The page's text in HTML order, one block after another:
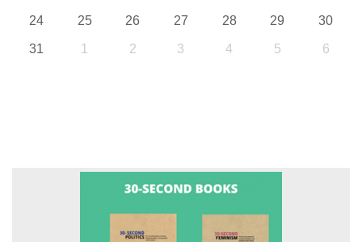
24 25 26 27 28 29 30
31 1 2 3 4 5 6